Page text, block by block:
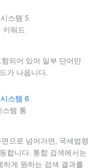
키워드
되어 있어 일부 단어만
가 나옵니다.
스템 통
으로 넘어가면, 국세법령
합니다. 통합 검색에서는
하게 원하는 검색 결과를